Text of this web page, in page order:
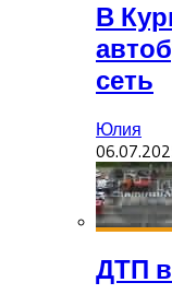
В
сеть
Юлия
ДТП